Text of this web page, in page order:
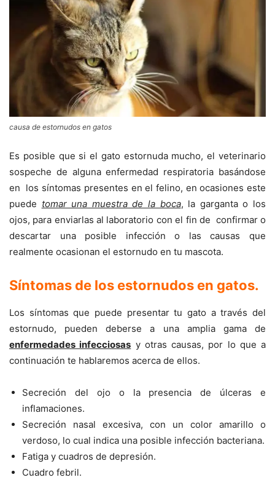
causa de estornudos en gatos
Es posible que si el gato estornuda mucho, el veterinario
sospeche de alguna enfermedad respiratoria basándose
en los síntomas presentes en el felino, en ocasiones este
puede tomar una muestra de la boca, la garganta o los
ojos, para enviarlas al laboratorio con el fin de confirmar o
descartar una posible infección o las causas que
realmente ocasionan el estornudo en tu mascota.
Síntomas de los estornudos en gatos.
Los síntomas que puede presentar tu gato a través del
estornudo, pueden deberse a una amplia gama de
enfermedades infecciosas y otras causas, por lo que a
continuación te hablaremos acerca de ellos.
Secreción del ojo o la presencia de úlceras e
inflamaciones.
Secreción nasal excesiva, con un color amarillo o
verdoso, lo cual indica una posible infección bacteriana.
Fatiga y cuadros de depresión.
Cuadro febril.